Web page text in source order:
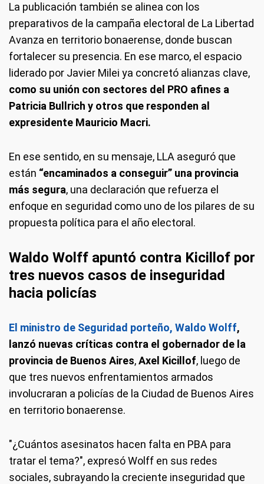
La publicación también se alinea con los
preparativos de la campaña electoral de La Libertad
Avanza en territorio bonaerense, donde buscan
fortalecer su presencia. En ese marco, el espacio
liderado por Javier Milei ya concretó alianzas clave,
como su unión con sectores del PRO afines a
Patricia Bullrich y otros que responden al
expresidente Mauricio Macri.
En ese sentido, en su mensaje, LLA aseguró que
están “encaminados a conseguir” una provincia
más segura, una declaración que refuerza el
enfoque en seguridad como uno de los pilares de su
propuesta política para el año electoral.
Waldo Wolff apuntó contra Kicillof por
tres nuevos casos de inseguridad
hacia policías
El ministro de Seguridad porteño, Waldo Wolff,
lanzó nuevas críticas contra el gobernador de la
provincia de Buenos Aires,Axel Kicillof, luego de
que tres nuevos enfrentamientos armados
involucraran a policías de la Ciudad de Buenos Aires
en territorio bonaerense.
"¿Cuántos asesinatos hacen falta en PBA para
tratar el tema?", expresó Wolff en sus redes
sociales, subrayando la creciente inseguridad que